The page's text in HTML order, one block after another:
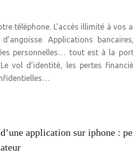
téléphone. L’accès illimité à vos
Applications
personnelles… tout est à la
vol d’identité, les pertes
application sur iphone :